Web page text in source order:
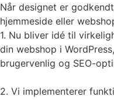
Når designet er
hjemmeside eller
1. Nu bliver idé til
din webshop i
brugervenlig og SEO-
2. Vi implementerer